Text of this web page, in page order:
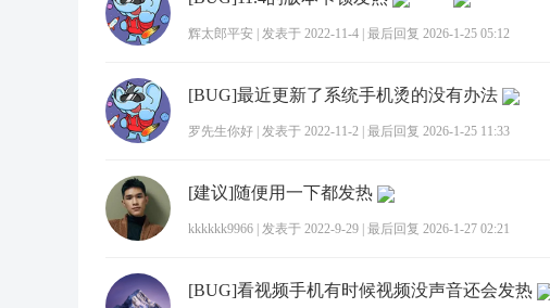
辉太郎平安 发表于 2022-11-4 最后回复 2026-1-25 05:12
[BUG]最近更新了系统手机烫的没有办法
罗先生你好 发表于 2022-11-2 最后回复 2026-1-25 11:33
[建议]随便用一下都发热
kkkkkk9966 发表于 2022-9-29 最后回复 2026-1-27 02:21
[BUG]看视频手机有时候视频没声音还会发热